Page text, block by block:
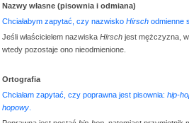
Nazwy własne (pisownia i odmiana)
Chciałabym zapytać, czy nazwisko Hirsch odmienne
Jeśli właścicielem nazwiska Hirsch jest mężczyzna,
wtedy pozostaje ono nieodmienione.
Ortografia
Chciałam zapytać, czy poprawna jest pisownia: hip-
hopowy